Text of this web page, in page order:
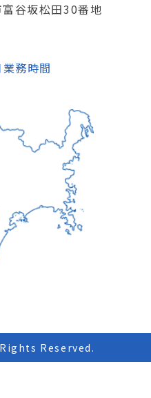
谷坂松田30番地
務時間
Reserved.